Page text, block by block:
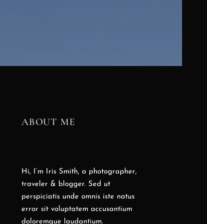
ABOUT ME
Hi, I’m Iris Smith, a photographer,
traveler & blogger. Sed ut
perspiciatis unde omnis iste natus
error sit voluptatem accusantium
doloremque laudantium.